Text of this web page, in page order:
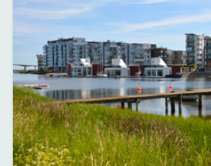
aktiviteter i kommunens